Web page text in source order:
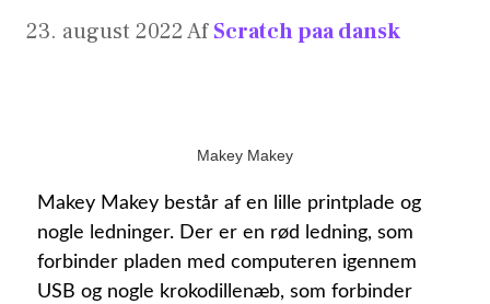
23. august 2022AfScratch paa dansk
Makey Makey
Makey Makey består af en lille printplade og
nogle ledninger. Der er en rød ledning, som
forbinder pladen med computeren igennem
USB og nogle krokodillenæb, som forbinder